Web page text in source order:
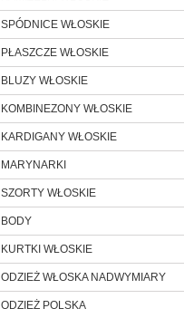
SPÓDNICE WŁOSKIE
PŁASZCZE WŁOSKIE
BLUZY WŁOSKIE
KOMBINEZONY WŁOSKIE
KARDIGANY WŁOSKIE
MARYNARKI
SZORTY WŁOSKIE
BODY
KURTKI WŁOSKIE
ODZIEŻ WŁOSKA NADWYMIARY
ODZIEŻ POLSKA